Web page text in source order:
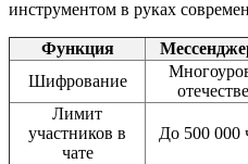
инструментом в руках
Функция
Шифрование
Лимит
участников в
чате
До 500 000